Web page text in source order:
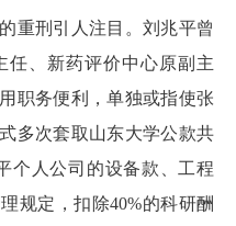
重刑引人注目。刘兆平曾
任、新药评价中心原副主
职务便利，单独或指使张
多次套取山东大学公款共
个人公司的设备款、工程
规定，扣除40%的科研酬